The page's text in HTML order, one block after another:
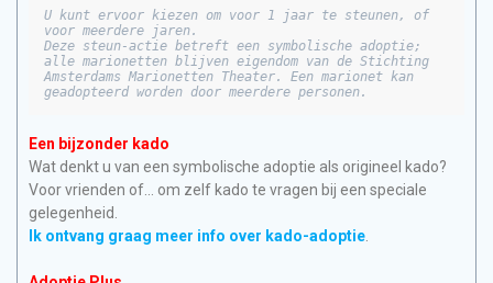
U kunt ervoor kiezen om voor 1 jaar te steunen, of
voor meerdere jaren.
Deze steun-actie betreft een symbolische adoptie;
alle marionetten blijven eigendom van de Stichting
Amsterdams Marionetten Theater. Een marionet kan
geadopteerd worden door meerdere personen.
Een bijzonder kado
Wat denkt u van een symbolische adoptie als origineel kado?
Voor vrienden of… om zelf kado te vragen bij een speciale
gelegenheid.
Ik ontvang graag meer info over kado-adoptie